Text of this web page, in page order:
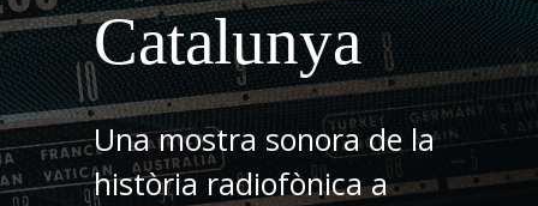
Catalunya
Una mostra sonora de la
història radiofònica a